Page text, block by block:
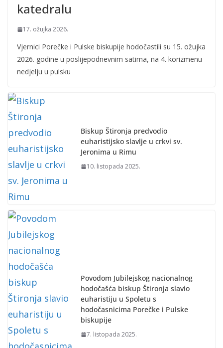
katedralu
17. ožujka 2026.
Vjernici Porečke i Pulske biskupije hodočastili su 15. ožujka
2026. godine u poslijepodnevnim satima, na 4. korizmenu
nedjelju u pulsku
Biskup Štironja predvodio
euharistijsko slavlje u crkvi sv.
Jeronima u Rimu
10. listopada 2025.
Povodom Jubilejskog nacionalnog
hodočašća biskup Štironja slavio
euharistiju u Spoletu s
hodočasnicima Porečke i Pulske
biskupije
7. listopada 2025.